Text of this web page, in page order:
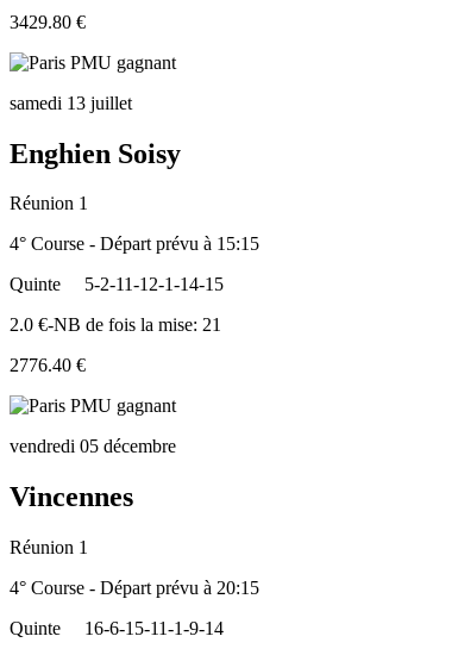
3429.80 €
samedi 13 juillet
Enghien Soisy
Réunion 1
4° Course - Départ prévu à 15:15
Quinte
5-2-11-12-1-14-15
2.0 €-NB de fois la mise: 21
2776.40 €
vendredi 05 décembre
Vincennes
Réunion 1
4° Course - Départ prévu à 20:15
Quinte
16-6-15-11-1-9-14